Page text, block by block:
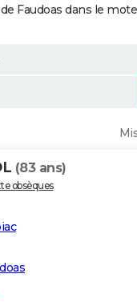
Faudoas dans le
(83 ans)
obsèques